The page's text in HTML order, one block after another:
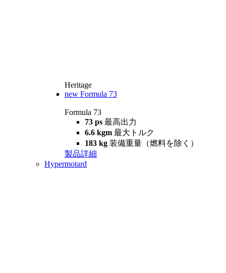
Heritage
new Formula 73
Formula 73
73 ps 最高出力
6.6 kgm 最大トルク
183 kg 装備重量（燃料を除く）
製品詳細
Hypermotard